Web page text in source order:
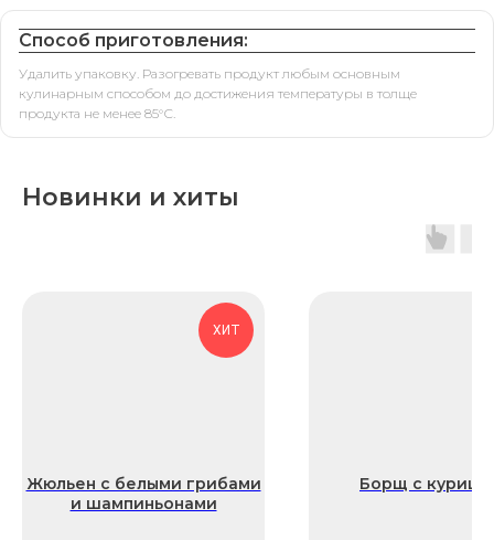
Способ приготовления:
Удалить упаковку. Разогревать продукт любым основным
кулинарным способом до достижения температуры в толще
продукта не менее 85°С.
Новинки и хиты
ХИТ
Жюльен с белыми грибами
и шампиньонами
Борщ с
с нами напрямую
141102, Россия, Московская область,
г. Щёлково, ул.Поварская, вл. 1